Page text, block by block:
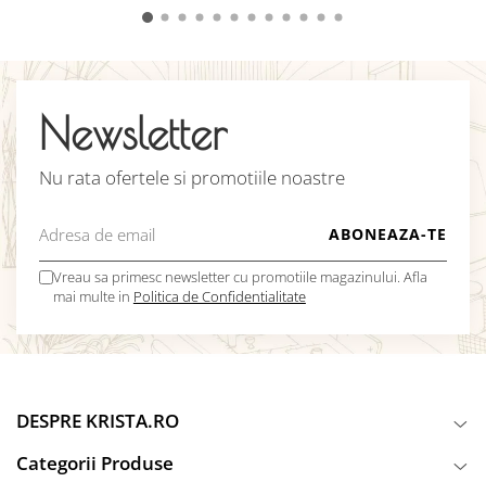
Newsletter
Nu rata ofertele si promotiile noastre
Vreau sa primesc newsletter cu promotiile magazinului. Afla
mai multe in Politica de Confidentialitate
DESPRE KRISTA.RO
Categorii Produse